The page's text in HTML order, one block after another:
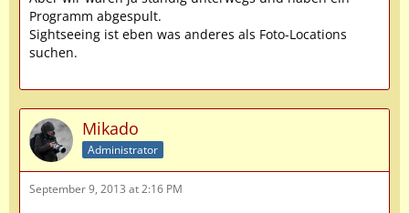
Programm abgespult.
Sightseeing ist eben was anderes als Foto-Locations
suchen.
Mikado
Administrator
September 9, 2013 at 2:16 PM